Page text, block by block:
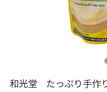
和光堂 たっぷり手作